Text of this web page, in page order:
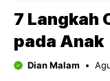
7 Langkah
pada Anak
Dian Malam